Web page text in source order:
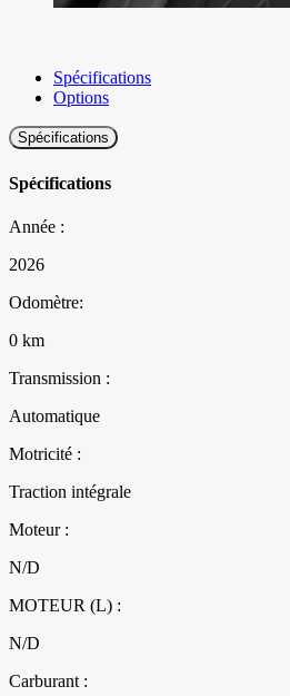
Spécifications
Options
Spécifications
Spécifications
Année :
2026
Odomètre:
0 km
Transmission :
Automatique
Motricité :
Traction intégrale
Moteur :
N/D
MOTEUR (L) :
N/D
Carburant :